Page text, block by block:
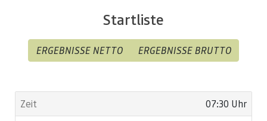
Startliste
ERGEBNISSE NETTO ERGEBNISSE BRUTTO
07:30 Uhr